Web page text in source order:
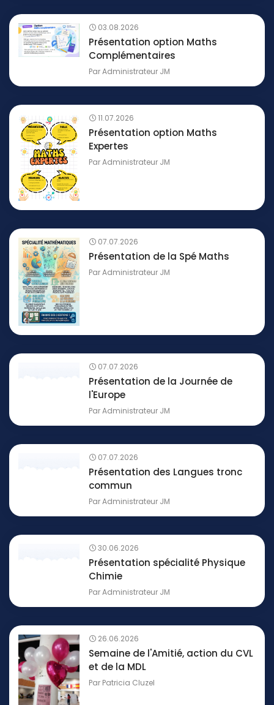
03.08.2026
Présentation option Maths
Complémentaires
ParAdministrateur JM
11.07.2026
Présentation option Maths
Expertes
ParAdministrateur JM
07.07.2026
Présentation de la Spé Maths
ParAdministrateur JM
07.07.2026
Présentation de la Journée de
l'Europe
ParAdministrateur JM
07.07.2026
Présentation des Langues tronc
commun
ParAdministrateur JM
30.06.2026
Présentation spécialité Physique
Chimie
ParAdministrateur JM
26.06.2026
Semaine de l'Amitié, action du CVL
et de la MDL
Par Patricia Cluzel